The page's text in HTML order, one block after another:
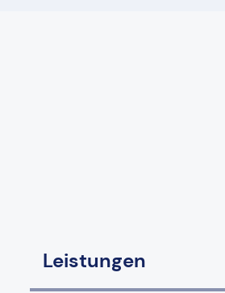
Leistungen